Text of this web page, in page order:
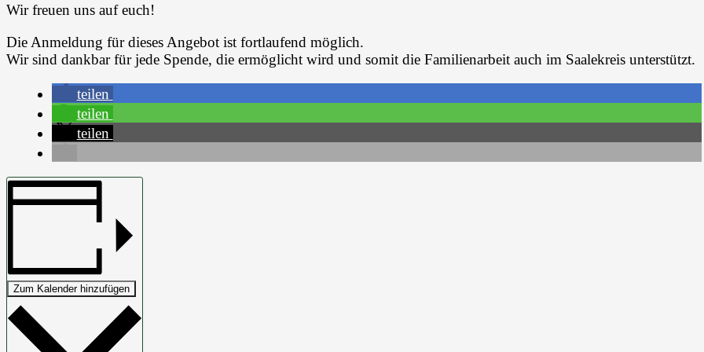
Wir freuen uns auf euch!
Die Anmeldung für dieses Angebot ist fortlaufend möglich.
Wir sind dankbar für jede Spende, die ermöglicht wird und somit die Familienarbeit auch im Saalekreis unterstützt.
teilen
teilen
teilen
Zum Kalender hinzufügen